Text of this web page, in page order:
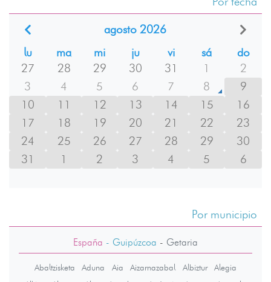
agosto 2026
lu
ma mi ju vi sá
do
27
28 29 30 31 1
2
3
4 5 6 7 8
9
10
11 12 13 14 15
16
17
18 19 20 21 22
23
24
25 26 27 28 29
30
31
1 2 3 4 5 6
Por municipio
España - Guipúzcoa - Getaria
Abaltzisketa Aduna Aia Aizarnazabal Albiztur
Alegia